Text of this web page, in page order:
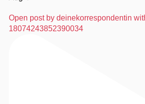
Open post by deinekorrespondentin
18074243852390034